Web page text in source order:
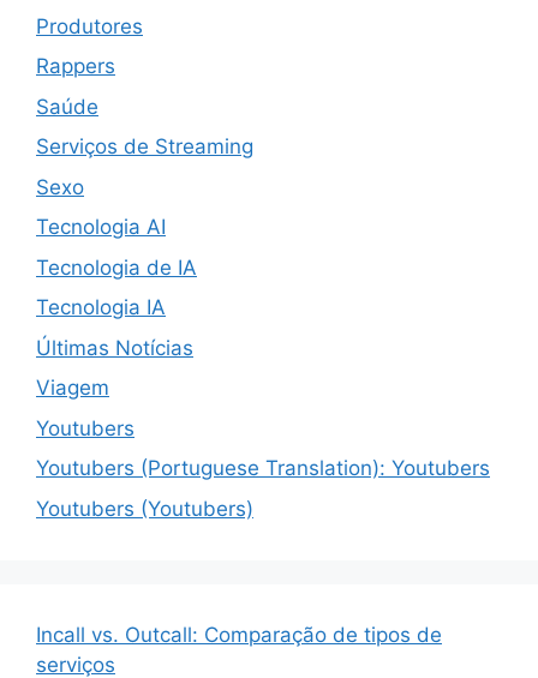
Produtores
Rappers
Saúde
Serviços de Streaming
Sexo
Tecnologia AI
Tecnologia de IA
Tecnologia IA
Últimas Notícias
Viagem
Youtubers
Youtubers (Portuguese Translation): Youtubers
Youtubers (Youtubers)
Incall vs. Outcall: Comparação de tipos de
serviços